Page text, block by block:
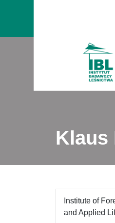
Klaus
Institute of
and Applied